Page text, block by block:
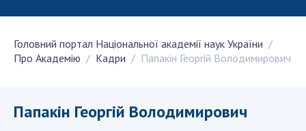
100-річчя Національної академії наук
Нагороди, відзнаки та почесні звання НАН
України
Благодійний фонд імені Бориса Патона
Віртуальний тур у НАН України
Головний портал Національної академії наук України
Про Академію
Кадри Папакін Георгій Володимирович
Папакін Георгій Володимирович